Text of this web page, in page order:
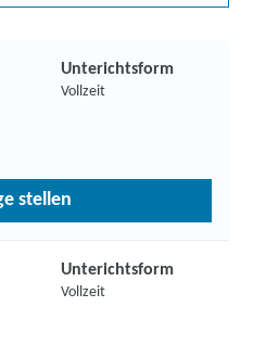
Unterichtsform
Vollzeit
stellen
Unterichtsform
Vollzeit